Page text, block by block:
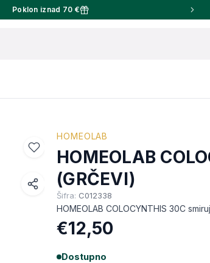
Poklon iznad 70 €
HOMEOLAB
HOMEOLAB
(GRČEVI)
Šifra: C012338
HOMEOLAB COLOCYNTHIS 30C
€12,50
Dostupno